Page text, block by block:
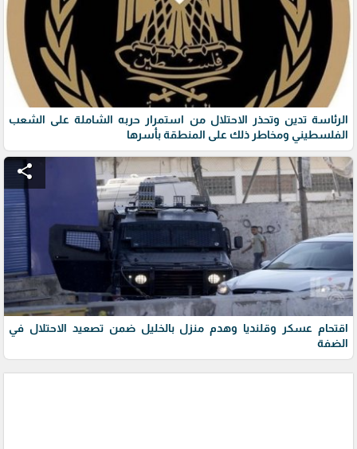
الرئاسة تدين وتحذر الاحتلال من استمرار حربه الشاملة على الشعب
الفلسطيني ومخاطر ذلك على المنطقة بأسرها
share
اقتحام عسكر وقلنديا وهدم منزل بالخليل ضمن تصعيد الاحتلال في
الضفة